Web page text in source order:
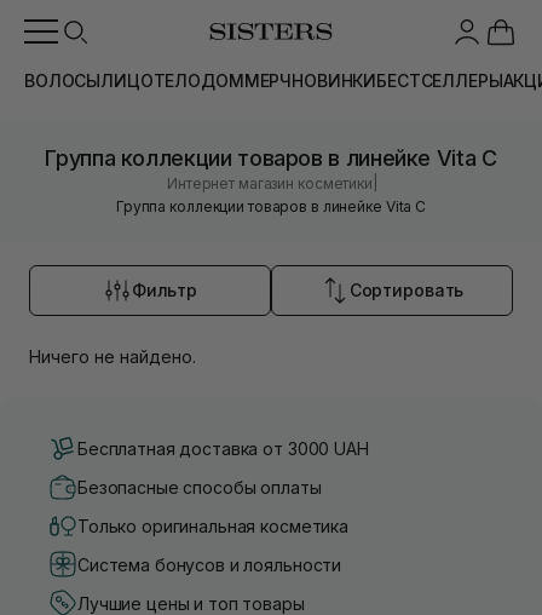
ВОЛОСЫЛИЦОТЕЛОДОММЕРЧНОВИНКИБЕСТСЕЛЛЕРЫ
Группа коллекции товаров в линейке Vita C
Интернет магазин косметики
Группа коллекции товаров в линейке Vita C
Фильтр Сортировать
Ничего не найдено.
Бесплатная доставка от 3000 UAH
Безопасные способы оплаты
Только оригинальная косметика
Система бонусов и лояльности
Лучшие цены и топ товары